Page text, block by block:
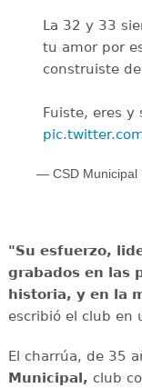
La 32 y 33
tu amor por
construiste
Fuiste, eres y
— CSD Municipal
"Su esfuerzo,
grabados en las
historia, y en la
escribió el club en
El charrúa, de 35
Municipal, club